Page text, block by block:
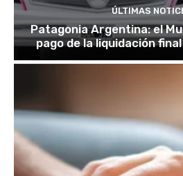
ÚLTIMAS
Patagonia Argentina: el
pago de la liquidación